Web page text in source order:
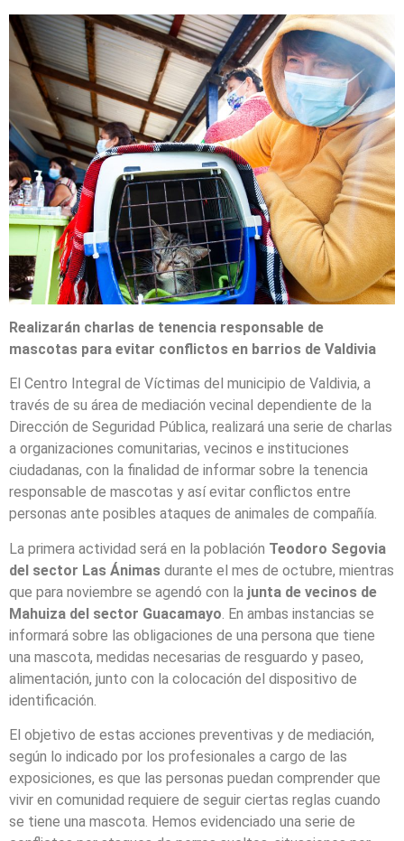
Realizarán charlas de tenencia responsable de
mascotas para evitar conflictos en barrios de Valdivia
El Centro Integral de Víctimas del municipio de Valdivia, a
través de su área de mediación vecinal dependiente de la
Dirección de Seguridad Pública, realizará una serie de charlas
a organizaciones comunitarias, vecinos e instituciones
ciudadanas, con la finalidad de informar sobre la tenencia
responsable de mascotas y así evitar conflictos entre
personas ante posibles ataques de animales de compañía.
La primera actividad será en la población Teodoro Segovia
del sector Las Ánimas durante el mes de octubre, mientras
que para noviembre se agendó con la junta de vecinos de
Mahuiza del sector Guacamayo . En ambas instancias se
informará sobre las obligaciones de una persona que tiene
una mascota, medidas necesarias de resguardo y paseo,
alimentación, junto con la colocación del dispositivo de
identificación.
El objetivo de estas acciones preventivas y de mediación,
según lo indicado por los profesionales a cargo de las
exposiciones, es que las personas puedan comprender que
vivir en comunidad requiere de seguir ciertas reglas cuando
se tiene una mascota. Hemos evidenciado una serie de